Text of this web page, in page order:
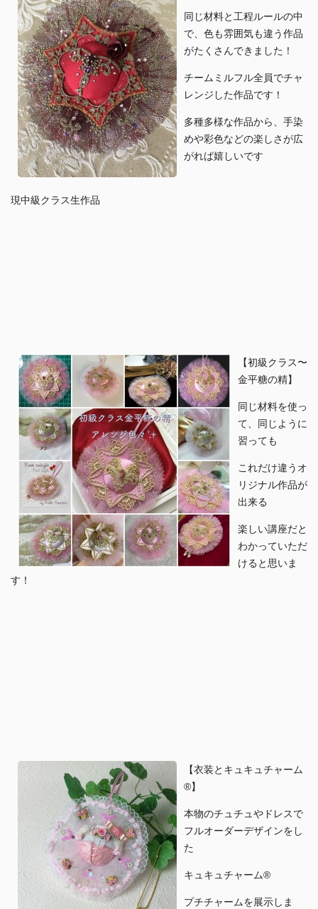
同じ材料と工程ルールの中
で、色も雰囲気も違う作品
がたくさんできました！
チームミルフル全員でチャ
レンジした作品です！
多種多様な作品から、手染
めや彩色などの楽しさが広
がれば嬉しいです
現中級クラス生作品
【初級クラス〜
金平糖の精】
同じ材料を使っ
て、同じように
習っても
これだけ違うオ
リジナル作品が
出来る
楽しい講座だと
わかっていただ
けると思いま
す！
【衣装とキュキュチャーム
®︎】
本物のチュチュやドレスで
フルオーダーデザインをし
た
キュキュチャーム®︎
プチチャームを展示しま